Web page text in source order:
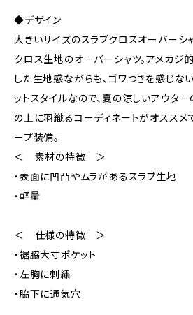
◆デザイン
大きいサイズのスラブクロスオーバーシ
クロス生地のオーバーシャツ。アメカジ
した生地感ながらも、ゴワつきを感じな
ットスタイルなので、夏の涼しいアウタ
の上に羽織るコーディネートがオススメ
ープ装備。
＜ 素材の特徴 ＞
・表面に凹凸やムラがあるスラブ生地
・軽量
＜ 仕様の特徴 ＞
・裾脇大寸ポケット
・左胸に刺繍
・脇下に通気穴